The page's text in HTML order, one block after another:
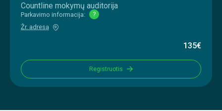
Countline mokymų auditorija
Parkavimo informacija:
?
Žr. adresą
135€
Registruotis